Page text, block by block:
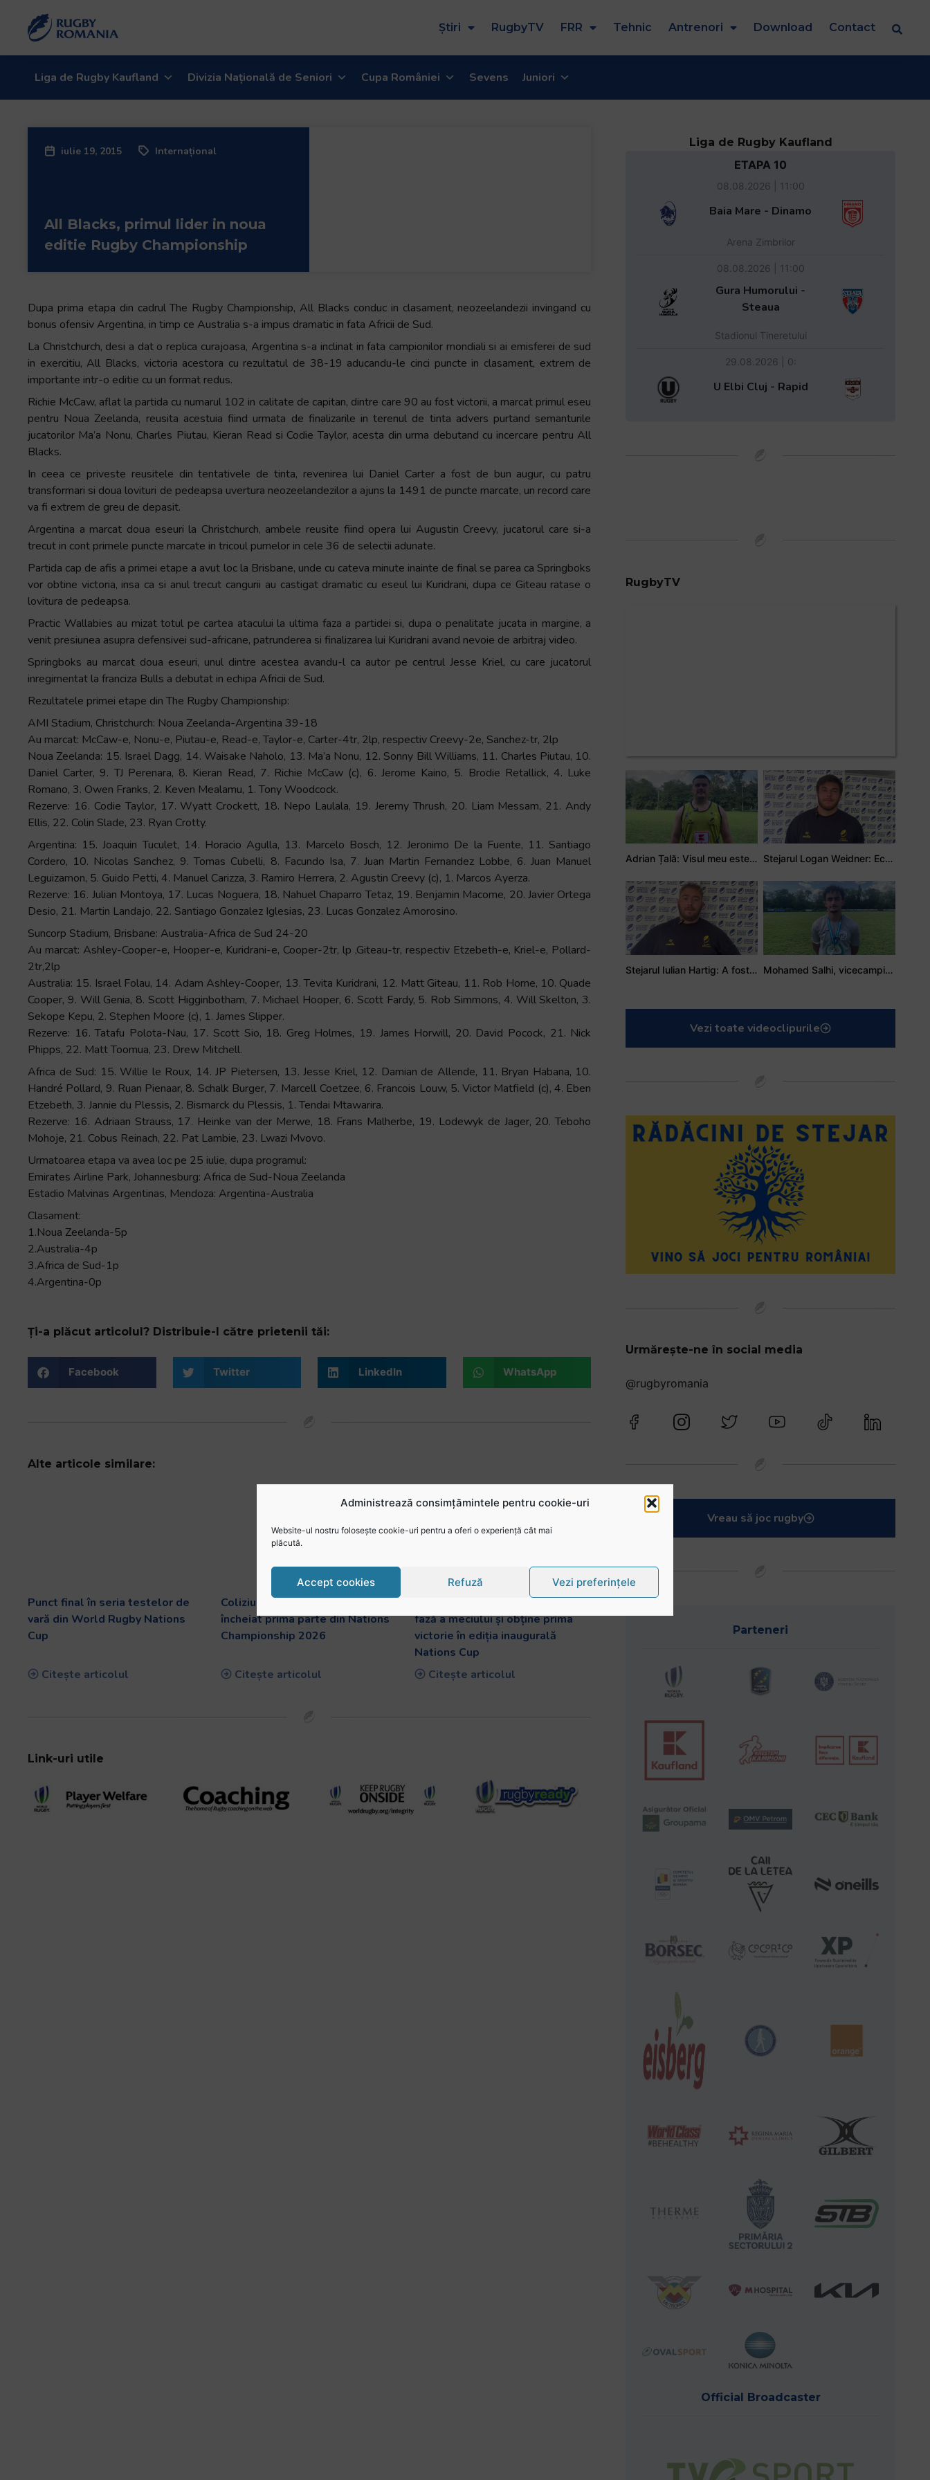
Administrează consimțămintele pentru cookie-uri
Website-ul nostru folosește cookie-uri pentru a oferi o experiență cât mai
plăcută.
Accept cookies Refuză Vezi preferințele
Știri RugbyTV FRR Tehnic Antrenori Download Contact
Liga de Rugby Kaufland Divizia Națională de Seniori Cupa României Sevens Juniori
iulie 19, 2015 Internațional
All Blacks, primul lider in noua
editie Rugby Championship
Dupa prima etapa din cadrul The Rugby Championship, All Blacks conduc in clasament, neozeelandezii invingand cu
bonus ofensiv Argentina, in timp ce Australia s-a impus dramatic in fata Africii de Sud.
La Christchurch, desi a dat o replica curajoasa, Argentina s-a inclinat in fata campionilor mondiali si ai emisferei de sud
in exercitiu, All Blacks, victoria acestora cu rezultatul de 38-19 aducandu-le cinci puncte in clasament, extrem de
importante intr-o editie cu un format redus.
Richie McCaw, aflat la partida cu numarul 102 in calitate de capitan, dintre care 90 au fost victorii, a marcat primul eseu
pentru Noua Zeelanda, reusita acestuia fiind urmata de finalizarile in terenul de tinta advers purtand semanturile
jucatorilor Ma’a Nonu, Charles Piutau, Kieran Read si Codie Taylor, acesta din urma debutand cu incercare pentru All
Blacks.
In ceea ce priveste reusitele din tentativele de tinta, revenirea lui Daniel Carter a fost de bun augur, cu patru
transformari si doua lovituri de pedeapsa uvertura neozeelandezilor a ajuns la 1491 de puncte marcate, un record care
va fi extrem de greu de depasit.
Argentina a marcat doua eseuri la Christchurch, ambele reusite fiind opera lui Augustin Creevy, jucatorul care si-a
trecut in cont primele puncte marcate in tricoul pumelor in cele 36 de selectii adunate.
Partida cap de afis a primei etape a avut loc la Brisbane, unde cu cateva minute inainte de final se parea ca Springboks
vor obtine victoria, insa ca si anul trecut cangurii au castigat dramatic cu eseul lui Kuridrani, dupa ce Giteau ratase o
lovitura de pedeapsa.
Practic Wallabies au mizat totul pe cartea atacului la ultima faza a partidei si, dupa o penalitate jucata in margine, a
venit presiunea asupra defensivei sud-africane, patrunderea si finalizarea lui Kuridrani avand nevoie de arbitraj video.
Springboks au marcat doua eseuri, unul dintre acestea avandu-l ca autor pe centrul Jesse Kriel, cu care jucatorul
inregimentat la franciza Bulls a debutat in echipa Africii de Sud.
Rezultatele primei etape din The Rugby Championship:
AMI Stadium, Christchurch: Noua Zeelanda-Argentina 39-18
Au marcat: McCaw-e, Nonu-e, Piutau-e, Read-e, Taylor-e, Carter-4tr, 2lp, respectiv Creevy-2e, Sanchez-tr, 2lp
Noua Zeelanda: 15. Israel Dagg, 14. Waisake Naholo, 13. Ma’a Nonu, 12. Sonny Bill Williams, 11. Charles Piutau, 10.
Daniel Carter, 9. TJ Perenara, 8. Kieran Read, 7. Richie McCaw (c), 6. Jerome Kaino, 5. Brodie Retallick, 4. Luke
Romano, 3. Owen Franks, 2. Keven Mealamu, 1. Tony Woodcock.
Rezerve: 16. Codie Taylor, 17. Wyatt Crockett, 18. Nepo Laulala, 19. Jeremy Thrush, 20. Liam Messam, 21. Andy
Ellis, 22. Colin Slade, 23. Ryan Crotty.
Argentina: 15. Joaquin Tuculet, 14. Horacio Agulla, 13. Marcelo Bosch, 12. Jeronimo De la Fuente, 11. Santiago
Cordero, 10. Nicolas Sanchez, 9. Tomas Cubelli, 8. Facundo Isa, 7. Juan Martin Fernandez Lobbe, 6. Juan Manuel
Leguizamon, 5. Guido Petti, 4. Manuel Carizza, 3. Ramiro Herrera, 2. Agustin Creevy (c), 1. Marcos Ayerza.
Rezerve: 16. Julian Montoya, 17. Lucas Noguera, 18. Nahuel Chaparro Tetaz, 19. Benjamin Macome, 20. Javier Ortega
Desio, 21. Martin Landajo, 22. Santiago Gonzalez Iglesias, 23. Lucas Gonzalez Amorosino.
Suncorp Stadium, Brisbane: Australia-Africa de Sud 24-20
Au marcat: Ashley-Cooper-e, Hooper-e, Kuridrani-e, Cooper-2tr, lp ,Giteau-tr, respectiv Etzebeth-e, Kriel-e, Pollard-
2tr,2lp
Australia: 15. Israel Folau, 14. Adam Ashley-Cooper, 13. Tevita Kuridrani, 12. Matt Giteau, 11. Rob Horne, 10. Quade
Cooper, 9. Will Genia, 8. Scott Higginbotham, 7. Michael Hooper, 6. Scott Fardy, 5. Rob Simmons, 4. Will Skelton, 3.
Sekope Kepu, 2. Stephen Moore (c), 1. James Slipper.
Rezerve: 16. Tatafu Polota-Nau, 17. Scott Sio, 18. Greg Holmes, 19. James Horwill, 20. David Pocock, 21. Nick
Phipps, 22. Matt Toomua, 23. Drew Mitchell.
Africa de Sud: 15. Willie le Roux, 14. JP Pietersen, 13. Jesse Kriel, 12. Damian de Allende, 11. Bryan Habana, 10.
Handré Pollard, 9. Ruan Pienaar, 8. Schalk Burger, 7. Marcell Coetzee, 6. Francois Louw, 5. Victor Matfield (c), 4. Eben
Etzebeth, 3. Jannie du Plessis, 2. Bismarck du Plessis, 1. Tendai Mtawarira.
Rezerve: 16. Adriaan Strauss, 17. Heinke van der Merwe, 18. Frans Malherbe, 19. Lodewyk de Jager, 20. Teboho
Mohoje, 21. Cobus Reinach, 22. Pat Lambie, 23. Lwazi Mvovo.
Urmatoarea etapa va avea loc pe 25 iulie, dupa programul:
Emirates Airline Park, Johannesburg: Africa de Sud-Noua Zeelanda
Estadio Malvinas Argentinas, Mendoza: Argentina-Australia
Clasament:
1.Noua Zeelanda-5p
2.Australia-4p
3.Africa de Sud-1p
4.Argentina-0p
Ți-a plăcut articolul? Distribuie-l către prietenii tăi:
Facebook Twitter LinkedIn WhatsApp
Alte articole similare:
Punct final în seria testelor de
vară din World Rugby Nations
Cup
Citește articolul
Coliziunea emisferelor! S-a
încheiat prima parte din Nations
Championship 2026
Citește articolul
România învinge Samoa la ultima
fază a meciului și obține prima
victorie în ediția inaugurală
Nations Cup
Citește articolul
Link-uri utile
Liga de Rugby Kaufland
ETAPA 10
08.08.2026 | 11:00
Baia Mare - Dinamo
Arena Zimbrilor
08.08.2026 | 11:00
Gura Humorului -
Steaua
Stadionul Tineretului
29.08.2026 | 0:
U Elbi Cluj - Rapid
RugbyTV
Adrian Țală: Visul meu este să debutez pentru România Stejarul Logan Weidner: Echipa a muncit mult, iar asta se va vedea în meciurile de la Nations Cup
Stejarul Iulian Hartig: A fost un turneu care a unit mai mult echipa Mohamed Salhi, vicecampion național juniori I: Rugby-ul te învață să accepți și înfrângerile
Vezi toate videoclipurile
Urmărește-ne în social media
@rugbyromania
Vreau să joc rugby
Parteneri
Official Broadcaster